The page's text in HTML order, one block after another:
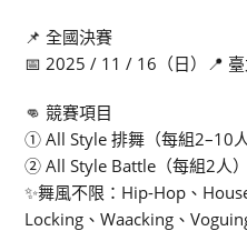
📌 全國決賽
📅 2025 / 11 / 16（日）📍
👊 競賽項目
① All Style 排舞（每組2–10人
② All Style Battle（每組2人）
✨舞風不限：Hip-Hop、
Locking、Waacking、